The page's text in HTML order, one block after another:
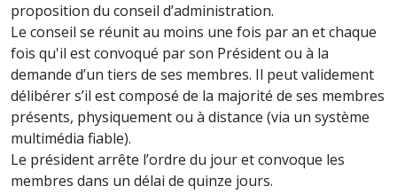
proposition du conseil d’administration.
Le conseil se réunit au moins une fois par an et chaque
fois qu'il est convoqué par son Président ou à la
demande d’un tiers de ses membres. Il peut validement
délibérer s’il est composé de la majorité de ses membres
présents, physiquement ou à distance (via un système
multimédia fiable).
Le président arrête l’ordre du jour et convoque les
membres dans un délai de quinze jours.